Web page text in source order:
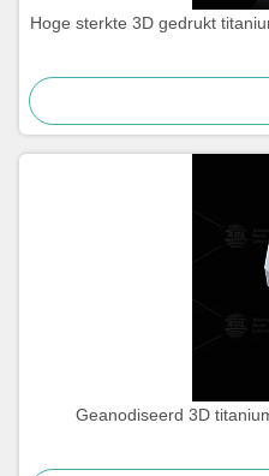
Hoge sterkte 3D gedrukt
Geanodiseerd 3D